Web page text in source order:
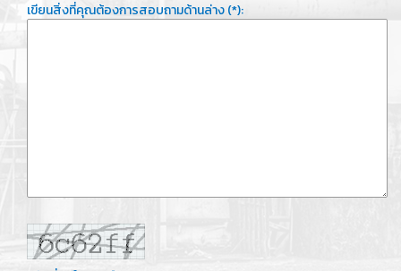
เขียนสิ่งที่คุณต้องการสอบถามด้านล่าง (*):